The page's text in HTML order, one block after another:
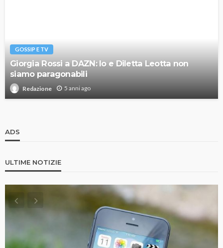
GOSSIP E TV
Giorgia Rossi a DAZN: Io e Diletta Leotta non
siamo paragonabili
Redazione 5 anni ago
ADS
ULTIME NOTIZIE